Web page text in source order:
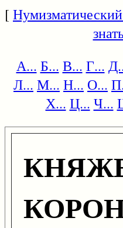
[
А... Б... В... Г...
Л... М... Н... О...
Х... Ц... Ч...